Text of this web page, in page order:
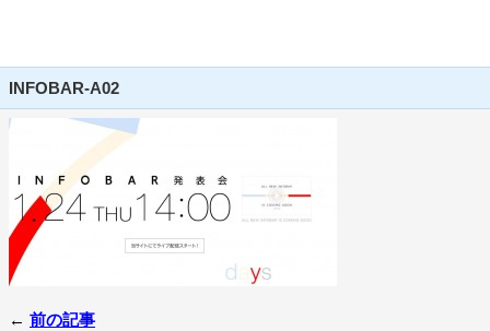
INFOBAR-A02
← 前の記事